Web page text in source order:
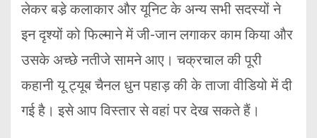
लेकर बडे़ कलाकार और यूनिट के अन्य सभी सदस्यों ने
इन दृश्यों को फिल्माने में जी-जान लगाकर काम किया और
उसके अच्छे नतीजे सामने आए। चक्रचाल की पूरी
कहानी यू ट्यूब चैनल धुन पहाड़ की के ताजा वीडियो में दी
गई है। इसे आप विस्तार से वहां पर देख सकते हैं।